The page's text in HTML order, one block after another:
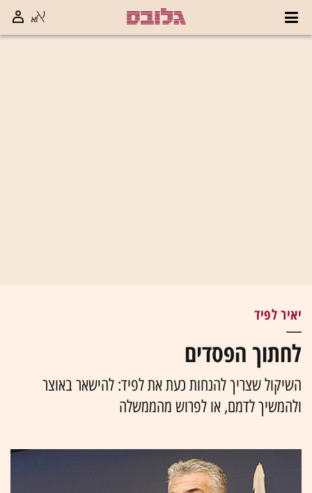
יאיר לפיד
לחתוך הפסדים
השיקול שצריך להנחות כעת את לפיד: להישאר באוצר
ולהמשיך לדמם, או לפרוש מהממשלה